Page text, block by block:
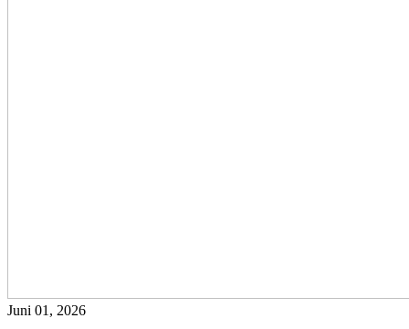
Juni 01, 2026